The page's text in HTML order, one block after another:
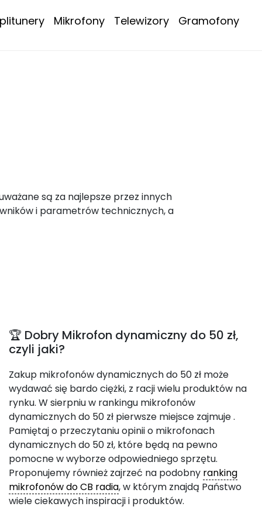
Mikrofony Telewizory Gramofony
są za najlepsze przez innych
i parametrów technicznych, a
🏆 Dobry Mikrofon dynamiczny do 50 zł,
czyli jaki?
Zakup mikrofonów dynamicznych do 50 zł może
wydawać się bardo ciężki, z racji wielu produktów na
rynku. W sierpniu w rankingu mikrofonów
dynamicznych do 50 zł pierwsze miejsce zajmuje.
Pamiętaj o przeczytaniu opinii o mikrofonach
dynamicznych do 50 zł, które będą na pewno
pomocne w wyborze odpowiedniego sprzętu.
Proponujemy również zajrzeć na podobny ranking
mikrofonów do CB radia, w którym znajdą Państwo
wiele ciekawych inspiracji i produktów.